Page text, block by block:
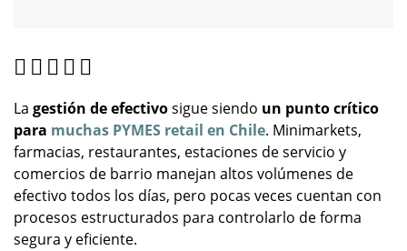
La gestión de efectivosigue siendo un punto crítico
para muchas PYMES retail en Chile. Minimarkets,
farmacias, restaurantes, estaciones de servicio y
comercios de barrio manejan altos volúmenes de
efectivo todos los días, pero pocas veces cuentan con
procesos estructurados para controlarlo de forma
segura y eficiente.